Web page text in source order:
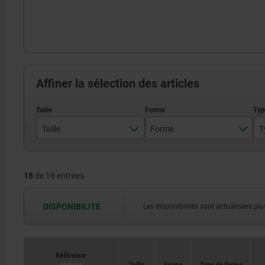
Affiner la sélection des articles
Taille
12
Forme
18 de 18 entrées
DISPONIBILITÉ Les disponibilités sont actualisées
Référence
Référence